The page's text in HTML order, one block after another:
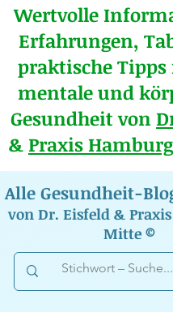
Wertvolle
Erfahrungen,
praktische
mentale und
Gesundheit von
&Praxis
Alle Gesundheit-
von Dr. Eisfeld &
Mitte ©